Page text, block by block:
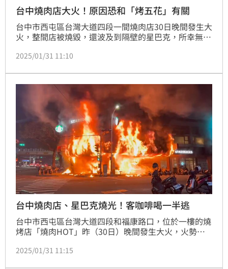
台中燒肉店大火！原因恐和「烤五花」有關
台中市西屯區台灣大道四段一間燒肉店30日晚間發生大
火，整間店被燒毀，還波及到隔壁的星巴克，所幸無人
餐烤五花肉時邊烤邊玩，火越玩越大，店員曾上前勸阻
2025/01/31 11:10
台中燒肉店、星巴克燒光！客咖啡喝一半逃
台中市西屯區台灣大道四段和福康路口，位於一樓的燒
烤店「燒肉HOT」昨（30日）晚間發生大火，火勢還
巴克唸書的消費者透露，當時店員很緊張大喊「失火了
2025/01/31 11:15